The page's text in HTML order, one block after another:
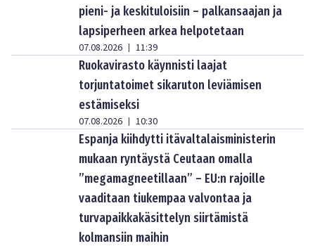
pieni- ja keskituloisiin – palkansaajan ja
lapsiperheen arkea helpotetaan
07.08.2026 | 11:39
Ruokavirasto käynnisti laajat
torjuntatoimet sikaruton leviämisen
estämiseksi
07.08.2026 | 10:30
Espanja kiihdytti itävaltalaisministerin
mukaan ryntäystä Ceutaan omalla
”megamagneetillaan” – EU:n rajoille
vaaditaan tiukempaa valvontaa ja
turvapaikkakäsittelyn siirtämistä
kolmansiin maihin